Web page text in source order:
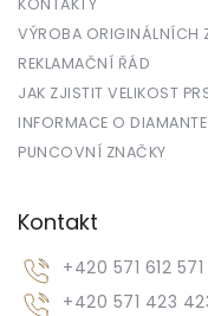
KONTAKTY
VÝROBA ORIGINÁLNÍCH
REKLAMAČNÍ ŘÁD
JAK ZJISTIT VELIKOST
INFORMACE O
PUNCOVNÍ ZNAČKY
Kontakt
+420 571 612 571
+420 571 423